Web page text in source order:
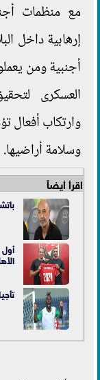
مع منظمات
إرهابية داخل
أجنبية ومن
العسكرى
وارتكاب أفعال
وسلامة أراضيها.
اقرأ أيضاً